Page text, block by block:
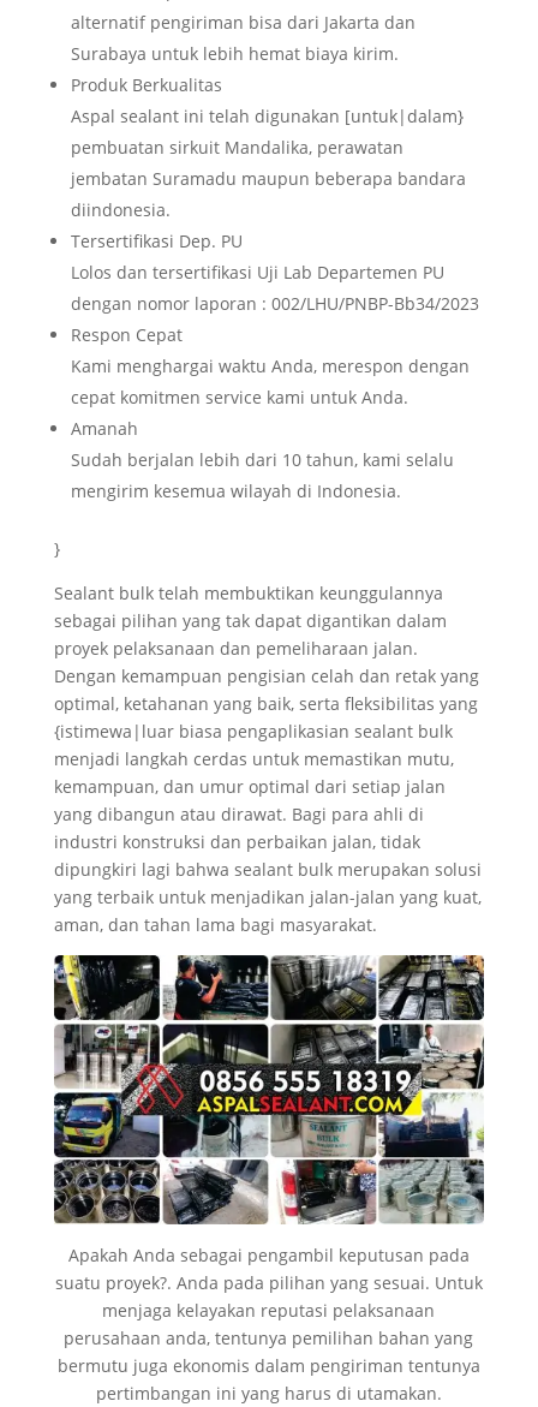
alternatif pengiriman bisa dari Jakarta dan
Surabaya untuk lebih hemat biaya kirim.
Produk Berkualitas
Aspal sealant ini telah digunakan [untuk|dalam}
pembuatan sirkuit Mandalika, perawatan
jembatan Suramadu maupun beberapa bandara
diindonesia.
Tersertifikasi Dep. PU
Lolos dan tersertifikasi Uji Lab Departemen PU
dengan nomor laporan : 002/LHU/PNBP-Bb34/2023
Respon Cepat
Kami menghargai waktu Anda, merespon dengan
cepat komitmen service kami untuk Anda.
Amanah
Sudah berjalan lebih dari 10 tahun, kami selalu
mengirim kesemua wilayah di Indonesia.
}
Sealant bulk telah membuktikan keunggulannya
sebagai pilihan yang tak dapat digantikan dalam
proyek pelaksanaan dan pemeliharaan jalan.
Dengan kemampuan pengisian celah dan retak yang
optimal, ketahanan yang baik, serta fleksibilitas yang
{istimewa|luar biasa pengaplikasian sealant bulk
menjadi langkah cerdas untuk memastikan mutu,
kemampuan, dan umur optimal dari setiap jalan
yang dibangun atau dirawat. Bagi para ahli di
industri konstruksi dan perbaikan jalan, tidak
dipungkiri lagi bahwa sealant bulk merupakan solusi
yang terbaik untuk menjadikan jalan-jalan yang kuat,
aman, dan tahan lama bagi masyarakat.
Apakah Anda sebagai pengambil keputusan pada
suatu proyek?. Anda pada pilihan yang sesuai. Untuk
menjaga kelayakan reputasi pelaksanaan
perusahaan anda, tentunya pemilihan bahan yang
bermutu juga ekonomis dalam pengiriman tentunya
pertimbangan ini yang harus di utamakan.